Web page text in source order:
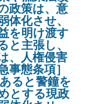
政策は、意
体化させ、
を明け渡す
と主張し、
、人権侵害
事態条項］
ると警鐘を
とする現政